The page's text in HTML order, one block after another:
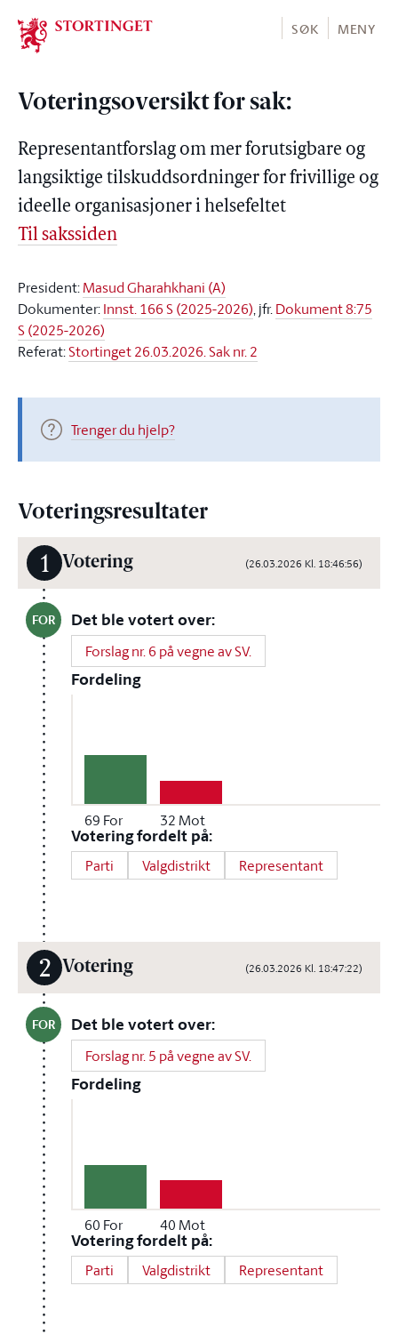
Stortinget.no
SØK MENY
Voteringsoversikt for sak:
Representantforslag om mer forutsigbare og
langsiktige tilskuddsordninger for frivillige og
ideelle organisasjoner i helsefeltet
Til sakssiden
President:Masud Gharahkhani (A)
Dokumenter:Innst. 166 S (2025-2026), jfr.Dokument 8:75
S (2025-2026)
Referat:Stortinget 26.03.2026. Sak nr. 2
Trenger du hjelp?
Voteringsresultater
1 Votering (26.03.2026 Kl. 18:46:56)
FOR Det ble votert over:
Forslag nr. 6 på vegne av SV.
Fordeling
69 For 32 Mot
Votering fordelt på:
Parti Valgdistrikt Representant
2 Votering (26.03.2026 Kl. 18:47:22)
FOR Det ble votert over:
Forslag nr. 5 på vegne av SV.
Fordeling
60 For 40 Mot
Votering fordelt på:
Parti Valgdistrikt Representant